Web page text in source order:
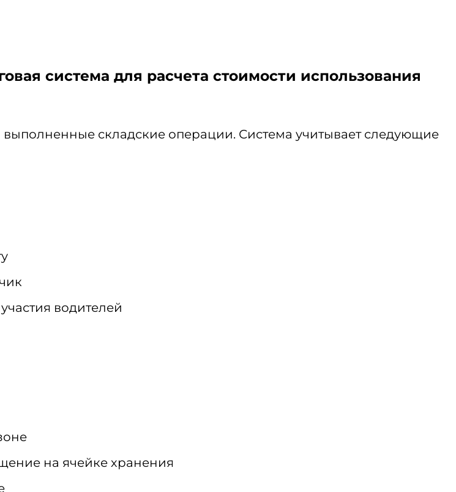
система для расчета стоимости использования
выполненные складские операции. Система учитывает следующие
водителей
на ячейке хранения